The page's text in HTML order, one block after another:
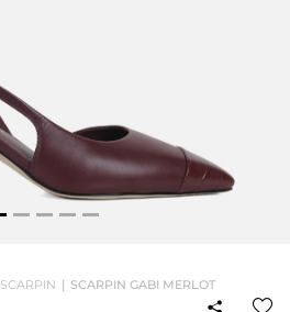
SCARPIN SCARPIN GABI MERLOT